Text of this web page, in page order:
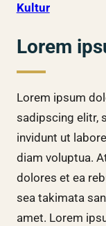
Kultur
Lorem
Lorem ipsum
sadipscing elitr,
invidunt ut
diam voluptua.
dolores et ea
sea takimata
amet. Lorem